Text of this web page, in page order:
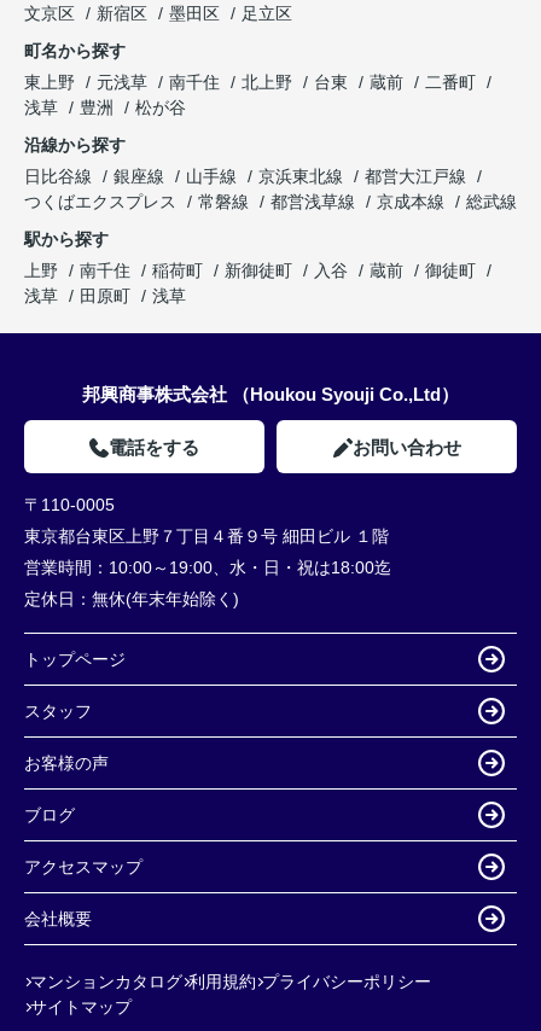
文京区
新宿区 墨田区
足立区
町名から探す
東上野
元浅草 南千住 北上野 台東 蔵前
二番町
浅草
豊洲
松が谷
沿線から探す
日比谷線
銀座線 山手線 京浜東北線
都営大江戸線
つくばエクスプレス
常磐線 都営浅草線 京成本線
総武線
駅から探す
上野
南千住 稲荷町 新御徒町 入谷 蔵前
御徒町
浅草
田原町 浅草
邦興商事株式会社 （Houkou Syouji Co.,Ltd）
電話をする お問い合わせ
〒110-0005
東京都台東区上野７丁目４番９号 細田ビル １階
営業時間： 10:00～19:00、水・日・祝は18:00迄
定休日： 無休(年末年始除く)
トップページ
スタッフ
お客様の声
ブログ
アクセスマップ
会社概要
マンションカタログ 利用規約 プライバシーポリシー
サイトマップ